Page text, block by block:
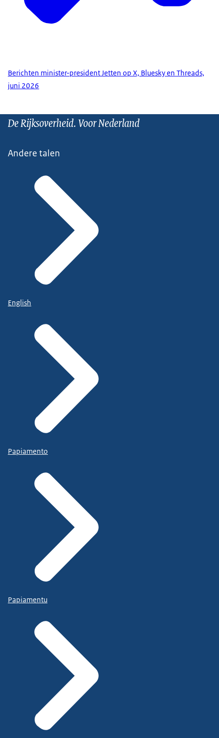
Berichten minister-president Jetten op X, Bluesky en Threads,
juni 2026
De Rijksoverheid. Voor Nederland
Andere talen
English
Papiamento
Papiamentu